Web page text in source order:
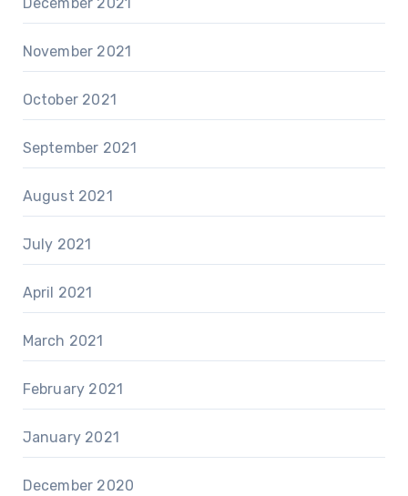
November 2021
October 2021
September 2021
August 2021
July 2021
April 2021
March 2021
February 2021
January 2021
December 2020